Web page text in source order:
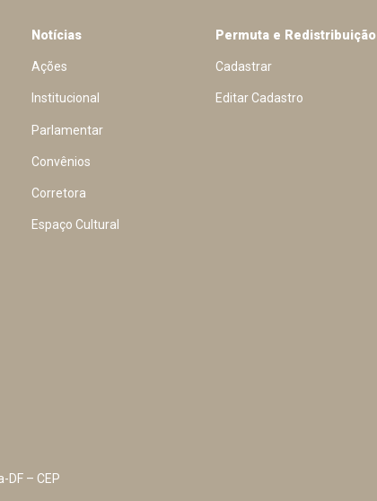
Notícias
Ações
Institucional
Parlamentar
Convênios
Corretora
Espaço Cultural
Permuta e Redistribuição
Cadastrar
Editar Cadastro
DF – CEP